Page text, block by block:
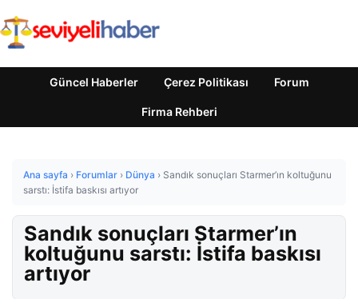
Güncel Haberler Çerez Politikası Forum
Firma Rehberi
Ana sayfa › Forumlar › Dünya › Sandık sonuçları Starmer’ın koltuğunu
sarstı: İstifa baskısı artıyor
Sandık sonuçları Starmer’ın
koltuğunu sarstı: İstifa baskısı
artıyor